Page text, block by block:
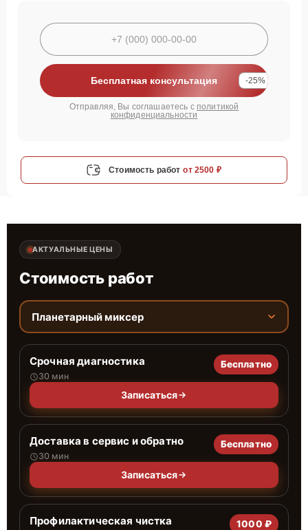
Бесплатная консультация -25%
Отправляя, Вы соглашаетесь с политикой
конфиденциальности
Стоимость работ от 2500 ₽
АКТУАЛЬНЫЕ ЦЕНЫ
Стоимость работ
Планетарный миксер
Срочная диагностика
30 мин
Бесплатно
Записаться
Доставка в сервис и обратно
30 мин
Бесплатно
Записаться
Профилактическая чистка 1000 ₽